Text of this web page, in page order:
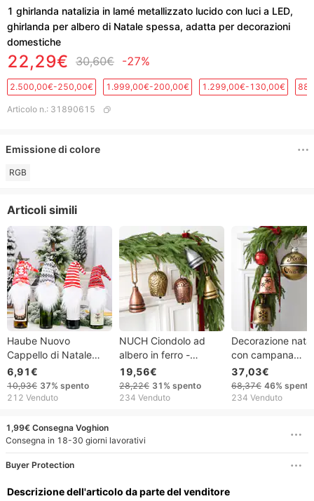
1 ghirlanda natalizia in lamé metallizzato lucido con luci a LED,
ghirlanda per albero di Natale spessa, adatta per decorazioni
domestiche
22,29€ 30,60€ -27%
2.500,00€-250,00€ 1.999,00€-200,00€ 1.299,00€-130,00€
Articolo n.: 31890615
Emissione di colore
RGB
Articoli simili
Haube Nuovo
Cappello di Natale
Decorazione Lavorata
a Maglia Foresta
Vecchio Uomo Set da
Volto Copri Vino
Decorazione per
Bottiglia di Vino
6,91€
10,93€ 37% spento
212 Venduto
NUCH Ciondolo ad
albero in ferro -
Decorazione natalizia
con campanella
sonora
19,56€
28,22€ 31% spento
234 Venduto
Decorazione
con campana
pendente in ferro
battuto, suono,
disposizione
37,03€
68,37€ 46% spento
234 Venduto
1,99€ Consegna Voghion
Consegna in 18-30 giorni lavorativi
Buyer Protection
Descrizione dell'articolo da parte del venditore